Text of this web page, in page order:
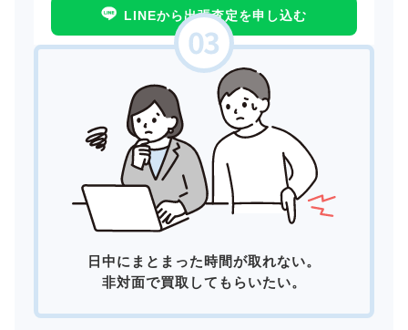
LINEから出張査定を申し込む
日中にまとまった時間が取れない。
非対面で買取してもらいたい。